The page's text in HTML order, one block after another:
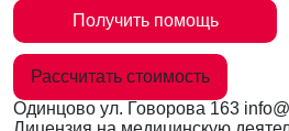
Получить помощь
Рассчитать стоимость
Одинцово ул. Говорова 163